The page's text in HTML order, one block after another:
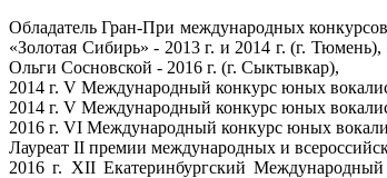
Обладатель Гран-При международных
«Золотая Сибирь» - 2013 г. и 2014 г. (г.
Ольги Сосновской - 2016 г. (г. Сыктывкар),
2014 г. V Международный конкурс юных
2014 г. V Международный конкурс юных
2016 г. VI Международный конкурс юных
Лауреат II премии международных и
2016 г. XII Екатеринбургский